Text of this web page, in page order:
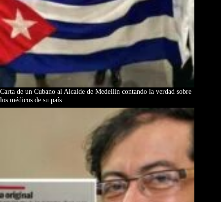
Carta de un Cubano al Alcalde de Medellín contando la verdad sobre
los médicos de su país